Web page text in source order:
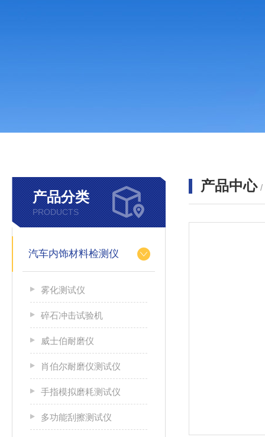
产品分类
PRODUCTS
汽车内饰材料检测仪
雾化测试仪
碎石冲击试验机
威士伯耐磨仪
肖伯尔耐磨仪测试仪
手指模拟磨耗测试仪
多功能刮擦测试仪
产品中心 /